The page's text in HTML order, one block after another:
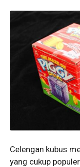
Celengan kubus
yang cukup